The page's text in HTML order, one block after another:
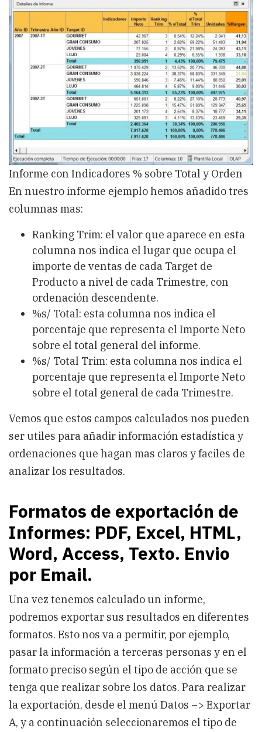
Informe con Indicadores % sobre Total y Orden
En nuestro informe ejemplo hemos añadido tres
columnas mas:
Ranking Trim: el valor que aparece en esta
columna nos indica el lugar que ocupa el
importe de ventas de cada Target de
Producto a nivel de cada Trimestre, con
ordenación descendente.
%s/ Total: esta columna nos indica el
porcentaje que representa el Importe Neto
sobre el total general del informe.
%s/ Total Trim: esta columna nos indica el
porcentaje que representa el Importe Neto
sobre el total general de cada Trimestre.
Vemos que estos campos calculados nos pueden
ser utiles para añadir información estadística y
ordenaciones que hagan mas claros y faciles de
analizar los resultados.
Formatos de exportación de
Informes: PDF, Excel, HTML,
Word, Access, Texto. Envio
por Email.
Una vez tenemos calculado un informe,
podremos exportar sus resultados en diferentes
formatos. Esto nos va a permitir, por ejemplo,
pasar la información a terceras personas y en el
formato preciso según el tipo de acción que se
tenga que realizar sobre los datos. Para realizar
la exportación, desde el menú Datos –> Exportar
A, y a continuación seleccionaremos el tipo de